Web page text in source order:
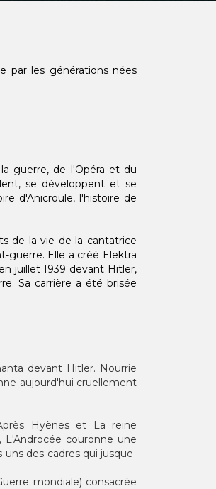
par les générations nées
guerre, de l'Opéra et du
se développent et se
d'Anicroule, l'histoire de
de la vie de la cantatrice
guerre. Elle a créé Elektra
juillet 1939 devant Hitler,
Sa carrière a été brisée
devant Hitler. Nourrie
aujourd'hui cruellement
Hyènes et La reine
couronne une
des cadres qui jusque-
mondiale) consacrée